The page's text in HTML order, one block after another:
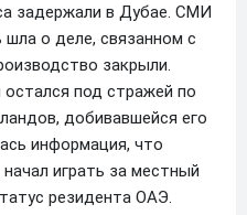
задержали в Дубае. СМИ
о деле, связанном с
закрыли.
под стражей по
добивавшейся его
информация, что
играть за местный
резидента ОАЭ.